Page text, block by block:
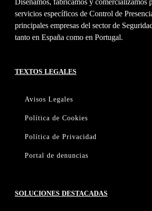
servicios específicos de Control de
principales empresas del sector de
tanto en España como en Portugal.
TEXTOS LEGALES
Avisos Legales
Política de Cookies
Política de Privacidad
Portal de denuncias
SOLUCIONES DESTACADAS